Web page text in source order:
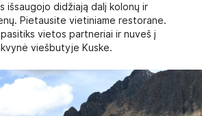
išsaugojo didžiają dalį kolonų ir
Pietausite vietiniame restorane.
vietos partneriai ir nuveš į
viešbutyje Kuske.